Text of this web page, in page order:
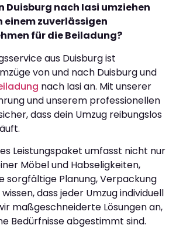
Duisburg nach Iasi umziehen
einem zuverlässigen
für die Beiladung?
aus Duisburg ist
von und nach Duisburg und
nach Iasi an. Mit unserer
und unserem professionellen
dass dein Umzug reibungslos
Leistungspaket umfasst nicht nur
Möbel und Habseligkeiten,
sorgfältige Planung, Verpackung
dass jeder Umzug individuell
maßgeschneiderte Lösungen an,
Bedürfnisse abgestimmt sind.